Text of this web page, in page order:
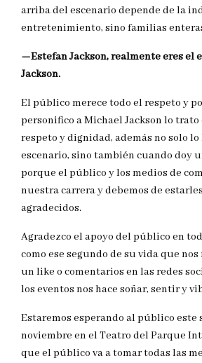
arriba del escenario depende de la
entretenimiento, sino familias
—Estefan Jackson, realmente eres el
Jackson.
El público merece todo el respeto y
personifico a Michael Jackson lo trato
respeto y dignidad, además no solo
escenario, sino también cuando doy
porque el público y los medios de
nuestra carrera y debemos de
agradecidos.
Agradezco el apoyo del público en
como ese segundo de su vida que
un like o comentarios en las redes
los eventos nos hace soñar, sentir y
Estaremos esperando al público este
noviembre en el Teatro del Parque
que el público va a tomar todas las